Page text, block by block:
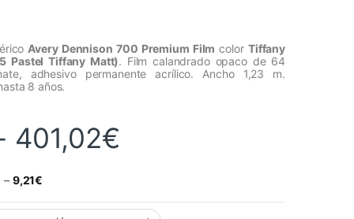
Avery Dennison 700 Premium Film color Tiffany
Pastel Tiffany Matt). Film calandrado opaco de 64
adhesivo permanente acrílico. Ancho 1,23 m.
8 años.
401,02€
– 9,21€